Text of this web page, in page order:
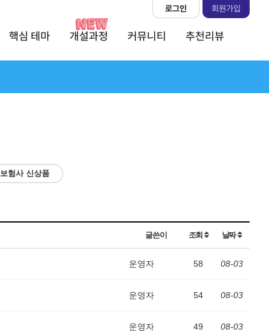
핵심 테마 개설과정 커뮤니티 추천리뷰
로그인 회원가입
보험사 신상품
글쓴이 조회 날짜
운영자 58 08-03
운영자 54 08-03
운영자 49 08-03